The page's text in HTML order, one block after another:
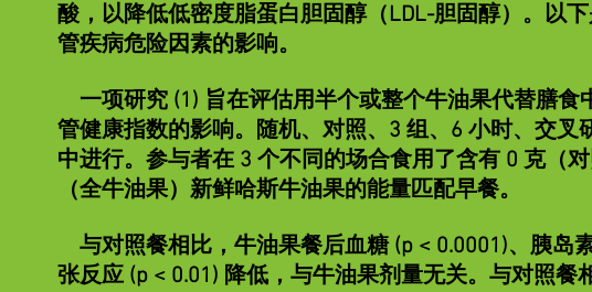
酸，以降低低密度脂蛋白胆固醇（LDL-胆固醇）。以
管疾病危险因素的影响。
一项研究 (1) 旨在评估用半个或整个牛油果代替膳食
管健康指数的影响。随机、对照、3 组、6 小时、交叉
中进行。参与者在 3 个不同的场合食用了含有 0 克（
（全牛油果）新鲜哈斯牛油果的能量匹配早餐。
与对照餐相比，牛油果餐后血糖 (p < 0.0001)、胰岛
张反应 (p < 0.01) 降低，与牛油果剂量无关。与对照